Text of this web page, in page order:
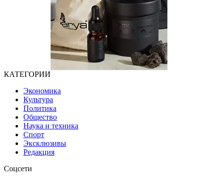
КАТЕГОРИИ
Экономика
Культура
Политика
Общество
Наука и техника
Спорт
Эксклюзивы
Редакция
Соцсети